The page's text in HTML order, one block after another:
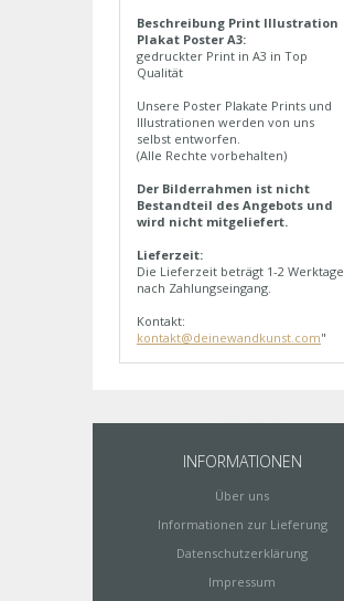
Beschreibung Print Illustration
Plakat Poster A3:
gedruckter Print in A3 in Top
Qualität
Unsere Poster Plakate Prints und
Illustrationen werden von uns
selbst entworfen.
(Alle Rechte vorbehalten)
Der Bilderrahmen ist nicht
Bestandteil des Angebots und
wird nicht mitgeliefert.
Lieferzeit:
Die Lieferzeit beträgt 1-2 Werktage
nach Zahlungseingang.
Kontakt:
kontakt@deinewandkunst.com"
INFORMATIONEN
Über uns
Informationen zur Lieferung
Datenschutzerklärung
Impressum